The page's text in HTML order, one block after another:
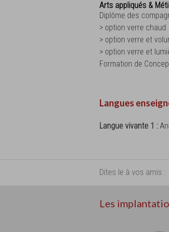
Arts appliqués &
Diplôme des
> option verre chaud
> option verre et
> option verre et
Formation de
Langues
Langue vivante 1 :
Dites le à vos amis :
Les